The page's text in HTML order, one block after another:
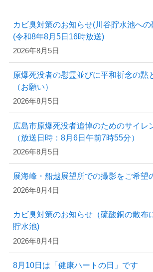
カビ臭対策のお知らせ(川谷貯水池へ
(令和8年8月5日16時放送)
2026年8月5日
原爆死没者の慰霊並びに平和祈念の黙
（お願い）
2026年8月5日
広島市原爆死没者追悼のためのサイレ
（放送日時：8月6日午前7時55分）
2026年8月5日
展海峰・船越展望所での撮影をご希望
2026年8月4日
カビ臭対策のお知らせ（硫酸銅の散布
貯水池)
2026年8月4日
8月10日は「健康ハートの日」です